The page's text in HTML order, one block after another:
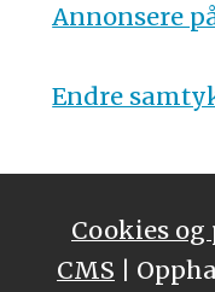
Annonsere
Endre
Cookies
CMS |